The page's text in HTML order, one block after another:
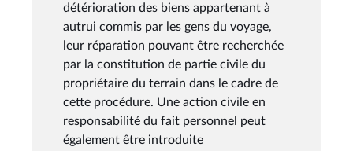
détérioration des biens appartenant à
autrui commis par les gens du voyage,
leur réparation pouvant être recherchée
par la constitution de partie civile du
propriétaire du terrain dans le cadre de
cette procédure. Une action civile en
responsabilité du fait personnel peut
également être introduite